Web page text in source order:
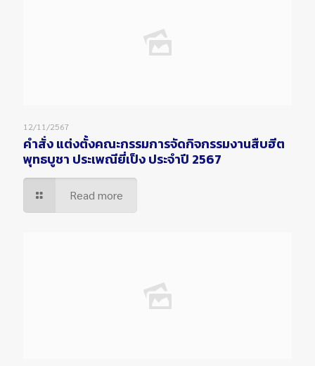
12/11/2567
คำสั่ง แต่งตั้งคณะกรรมการจัดกิจกรรมงานสืบฮีต
พุทธบูชา ประเพณียี่เป็ง ประจำปี 2567
Read more